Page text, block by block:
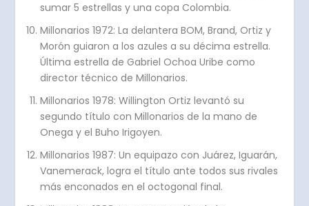
sumar 5 estrellas y una copa Colombia.
Millonarios 1972: La delantera BOM, Brand, Ortiz y
Morón guiaron a los azules a su décima estrella.
Última estrella de Gabriel Ochoa Uribe como
director técnico de Millonarios.
Millonarios 1978: Willington Ortiz levantó su
segundo título con Millonarios de la mano de
Onega y el Buho Irigoyen.
Millonarios 1987: Un equipazo con Juárez, Iguarán,
Vanemerack, logra el título ante todos sus rivales
más enconados en el octogonal final.